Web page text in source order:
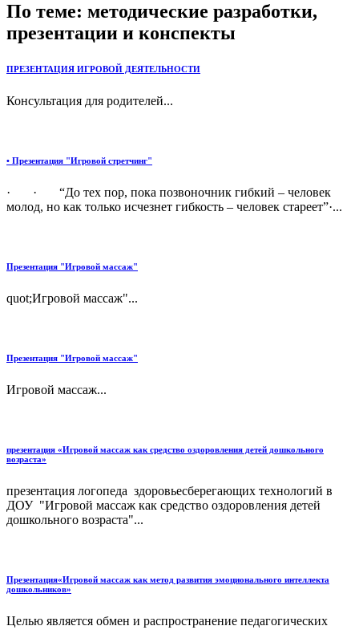
По теме: методические разработки,
презентации и конспекты
ПРЕЗЕНТАЦИЯ ИГРОВОЙ ДЕЯТЕЛЬНОСТИ
Консультация для родителей...
• Презентация "Игровой стретчинг"
· · “До тех пор, пока позвоночник гибкий – человек
молод, но как только исчезнет гибкость – человек стареет”·...
Презентация "Игровой массаж"
quot;Игровой массаж"...
Презентация "Игровой массаж"
Игровой массаж...
презентация «Игровой массаж как средство оздоровления детей дошкольного
возраста»
презентация логопеда здоровьесберегающих технологий в
ДОУ "Игровой массаж как средство оздоровления детей
дошкольного возраста"...
Презентация«Игровой массаж как метод развития эмоционального интеллекта
дошкольников»
Целью является обмен и распространение педагогических